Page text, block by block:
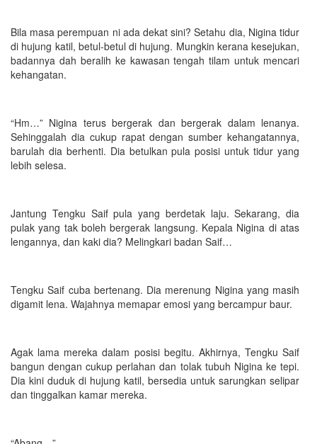
Bila masa perempuan ni ada dekat sini? Setahu dia, Nigina tidur
di hujung katil, betul-betul di hujung. Mungkin kerana kesejukan,
badannya dah beralih ke kawasan tengah tilam untuk mencari
kehangatan.
“Hm…” Nigina terus bergerak dan bergerak dalam lenanya.
Sehinggalah dia cukup rapat dengan sumber kehangatannya,
barulah dia berhenti. Dia betulkan pula posisi untuk tidur yang
lebih selesa.
Jantung Tengku Saif pula yang berdetak laju. Sekarang, dia
pulak yang tak boleh bergerak langsung. Kepala Nigina di atas
lengannya, dan kaki dia? Melingkari badan Saif…
Tengku Saif cuba bertenang. Dia merenung Nigina yang masih
digamit lena. Wajahnya memapar emosi yang bercampur baur.
Agak lama mereka dalam posisi begitu. Akhirnya, Tengku Saif
bangun dengan cukup perlahan dan tolak tubuh Nigina ke tepi.
Dia kini duduk di hujung katil, bersedia untuk sarungkan selipar
dan tinggalkan kamar mereka.